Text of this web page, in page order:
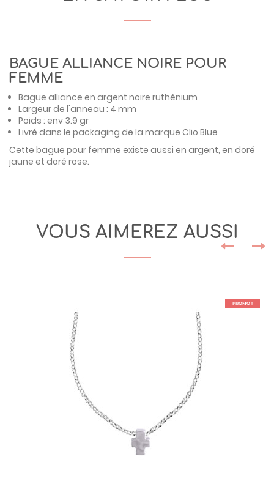
BAGUE ALLIANCE NOIRE POUR
FEMME
Bague alliance en argent noire ruthénium
Largeur de l'anneau : 4 mm
Poids : env 3.9 gr
Livré dans le packaging de la marque Clio Blue
Cette bague pour femme existe aussi en argent, en doré
jaune et doré rose.
VOUS AIMEREZ AUSSI
PROMO !